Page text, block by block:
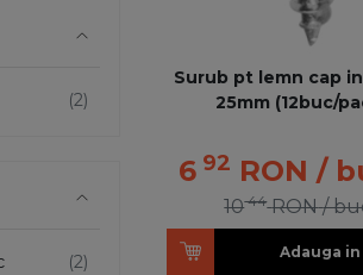
Surub pt lemn cap
25mm (12buc/
6 92 RON /
1044 RON /
Adauga